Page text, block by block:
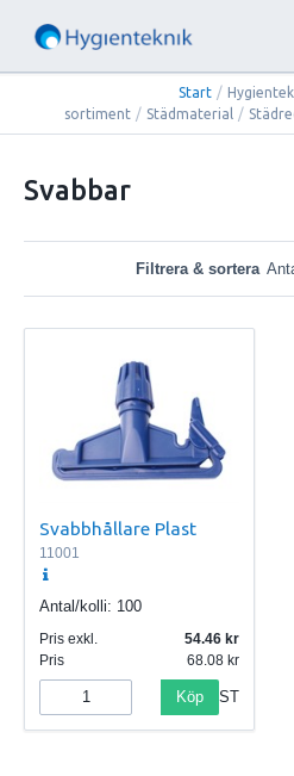
Start /
sortiment / Städmaterial /
Svabbar
Filtrera & sortera
Svabbhållare Plast
11001
Antal/kolli: 100
Pris exkl.
54.46
Pris
68.08
Köp ST